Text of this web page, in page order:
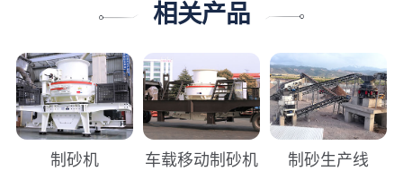
相关产品
制砂机 车载移动制砂机 制砂生产线